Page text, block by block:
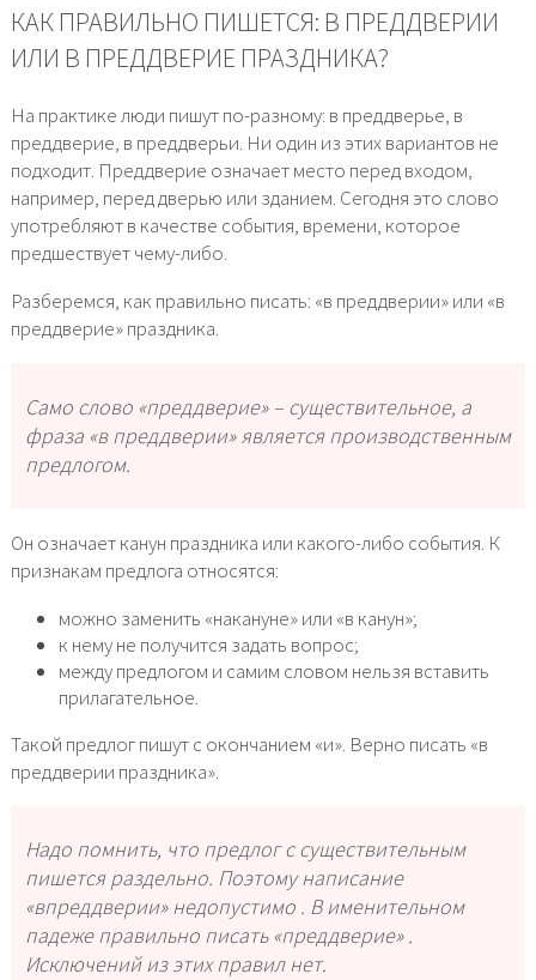
КАК ПРАВИЛЬНО ПИШЕТСЯ: В ПРЕДДВЕРИИ
ИЛИ В ПРЕДДВЕРИЕ ПРАЗДНИКА?
На практике люди пишут по-разному: в преддверье, в
преддверие, в преддверьи. Ни один из этих вариантов не
подходит. Преддверие означает место перед входом,
например, перед дверью или зданием. Сегодня это слово
употребляют в качестве события, времени, которое
предшествует чему-либо.
Разберемся, как правильно писать: «в преддверии» или «в
преддверие» праздника.
Само слово «преддверие» – существительное, а
фраза «в преддверии» является производственным
предлогом.
Он означает канун праздника или какого-либо события. К
признакам предлога относятся:
можно заменить «накануне» или «в канун»;
к нему не получится задать вопрос;
между предлогом и самим словом нельзя вставить
прилагательное.
Такой предлог пишут с окончанием «и». Верно писать «в
преддверии праздника».
Надо помнить, что предлог с существительным
пишется раздельно. Поэтому написание
«впреддверии» недопустимо . В именительном
падеже правильно писать «преддверие» .
Исключений из этих правил нет.